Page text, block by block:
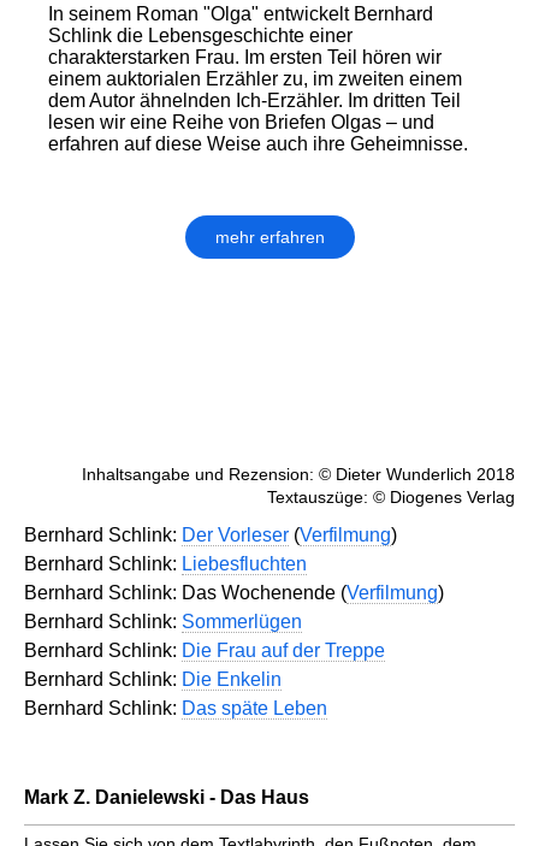
In seinem Roman "Olga" entwickelt Bernhard
Schlink die Lebens­geschich­te einer
charakterstarken Frau. Im ersten Teil hören wir
einem aukto­rialen Erzähler zu, im zweiten einem
dem Autor ähnelnden Ich-Erzähler. Im dritten Teil
lesen wir eine Reihe von Briefen Olgas – und
erfahren auf diese Weise auch ihre Geheimnisse.
mehr erfahren
Inhaltsangabe und Rezension: © Dieter Wunderlich 2018
Textauszüge: © Diogenes Verlag
Bernhard Schlink: Der Vorleser (Verfilmung)
Bernhard Schlink: Liebesfluchten
Bernhard Schlink: Das Wochenende (Verfilmung)
Bernhard Schlink: Sommerlügen
Bernhard Schlink: Die Frau auf der Treppe
Bernhard Schlink: Die Enkelin
Bernhard Schlink: Das späte Leben
Mark Z. Danielewski - Das Haus